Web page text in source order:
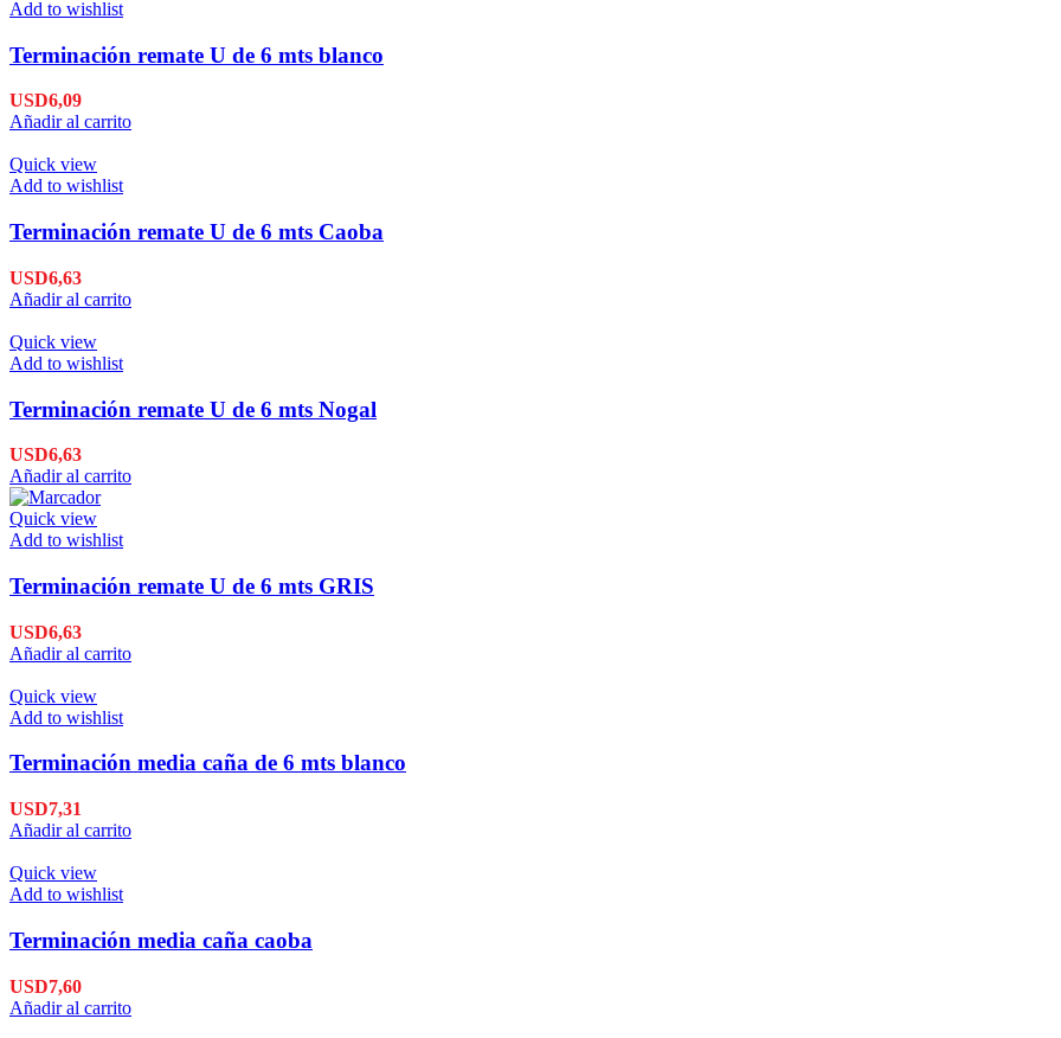
Add to wishlist
Terminación remate U de 6 mts blanco
USD6,09
Añadir al carrito
Quick view
Add to wishlist
Terminación remate U de 6 mts Caoba
USD6,63
Añadir al carrito
Quick view
Add to wishlist
Terminación remate U de 6 mts Nogal
USD6,63
Añadir al carrito
Quick view
Add to wishlist
Terminación remate U de 6 mts GRIS
USD6,63
Añadir al carrito
Quick view
Add to wishlist
Terminación media caña de 6 mts blanco
USD7,31
Añadir al carrito
Quick view
Add to wishlist
Terminación media caña caoba
USD7,60
Añadir al carrito